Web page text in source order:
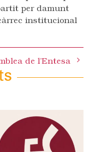
per damunt
institucional
de l’Entesa